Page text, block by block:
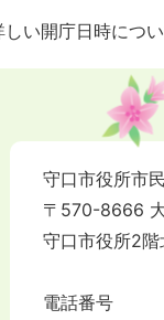
しい開庁日時につい
守口市役所市
〒570-8666
守口市役所2階
電話番号